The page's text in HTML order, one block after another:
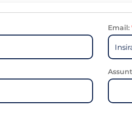
Email: